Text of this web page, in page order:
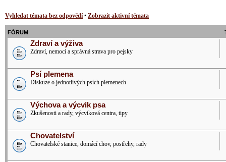
Vyhledat témata bez odpovědí• Zobrazit aktivní témata
FÓRUM
Zdraví a výživa
Zdraví, nemoci a správná strava pro pejsky
Psí plemena
Diskuze o jednotlivých psích plemenech
Výchova a výcvik psa
Zkušenosti a rady, výcviková centra, tipy
Chovatelství
Chovatelské stanice, domácí chov, postřehy, rady